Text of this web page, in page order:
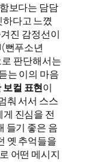
보다는 담담
다고 느꼈
진 감정선이
뻔푸소년
판단해서는
는 이의 마음
컬 표현이
춰 서서 스스
진심을 전
들기 좋은 음
옛 추억들을
어떤 메시지